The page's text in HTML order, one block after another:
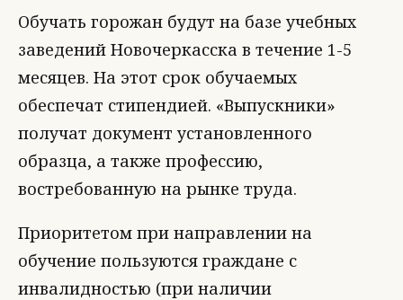
Обучать горожан будут на базе учебных
заведений Новочеркасска в течение 1-5
месяцев. На этот срок обучаемых
обеспечат стипендией. «Выпускники»
получат документ установленного
образца, а также профессию,
востребованную на рынке труда.
Приоритетом при направлении на
обучение пользуются граждане с
инвалидностью (при наличии